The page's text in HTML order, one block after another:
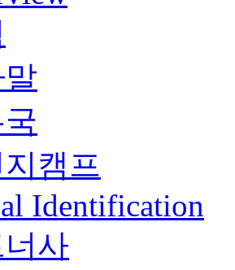
캠프
Identification
사